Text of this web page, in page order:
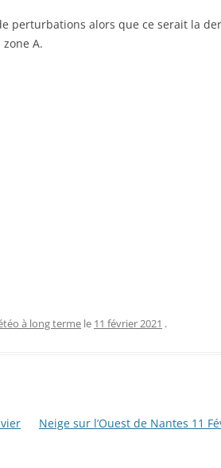
perturbations alors que ce serait la
A.
à long terme le 11 février 2021 .
Neige sur l’Ouest de Nantes 11